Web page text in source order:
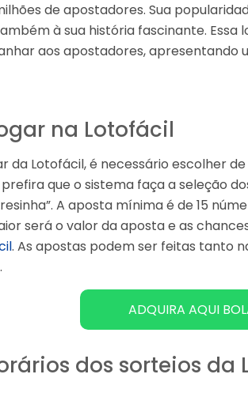
de apostadores. Sua
à sua história fascinante.
aos apostadores,
na Lotofácil
da Lotofácil, é necessário escolher
que o sistema faça a seleção
A aposta mínima é de 15
será o valor da aposta e as
. As apostas podem ser feitas tanto
ADQUIRA AQUI
dos sorteios da